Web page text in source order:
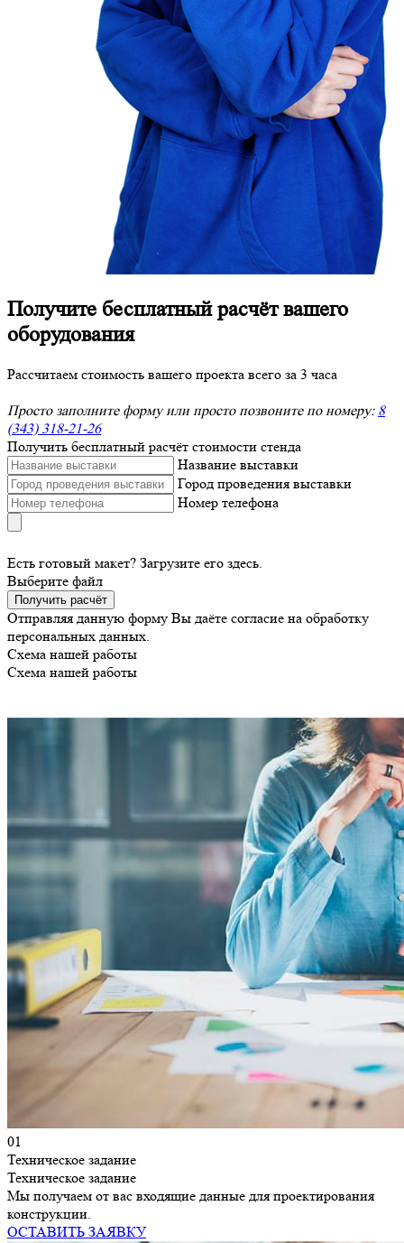
Получите бесплатный расчёт вашего
оборудования
Рассчитаем стоимость вашего проекта всего за 3 часа
Просто заполните форму или просто позвоните по номеру: 8
(343) 318-21-26
Получить бесплатный расчёт стоимости стенда
Название выставки
Город проведения выставки
Номер телефона
Есть готовый макет? Загрузите его здесь.
Выберите файл
Получить расчёт
Отправляя данную форму Вы даёте согласие на обработку
персональных данных.
Схема нашей работы
Схема нашей работы
01
Техническое задание
Техническое задание
Мы получаем от вас входящие данные для проектирования
конструкции.
ОСТАВИТЬ ЗАЯВКУ